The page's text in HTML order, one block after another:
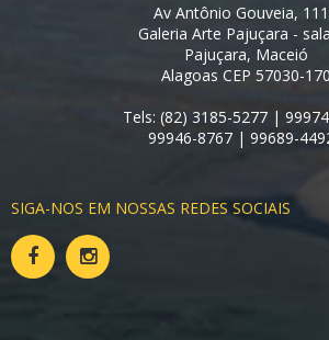
Av Antônio Gouveia,
Galeria Arte Pajuçara -
Pajuçara, Maceió
Alagoas CEP 57030-170
Tels: (82) 3185-5277 |
99946-8767 | 99689-
SIGA-NOS EM NOSSAS REDES SOCIAIS